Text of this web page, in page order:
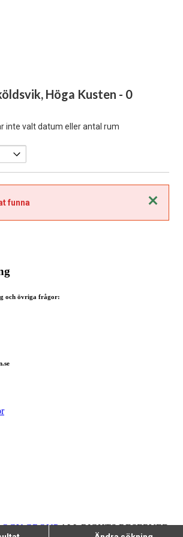
Höga Kusten - 0
inte valt datum eller antal rum
Stäng
funna
och övriga frågor:
GROUPALL RIGHTS RESERVED